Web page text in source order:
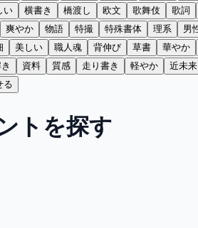
い 横書き 橋渡し 欧文 歌舞伎 歌詞
爽やか 物語 特撮 特殊書体 理系 男
美しい 職人魂 背伸び 草書 華やか
資料 質感 走り書き 軽やか 近未来
る
トを探す